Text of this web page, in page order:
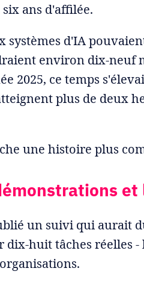
ans d'affilée.
systèmes d'IA
environ dix-neuf
2025, ce temps
plus de deux
une histoire plus
un suivi qui aurait
dix-huit tâches réelles